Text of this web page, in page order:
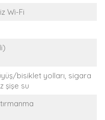
Wi-Fi
bisiklet yolları, sigara
şişe su